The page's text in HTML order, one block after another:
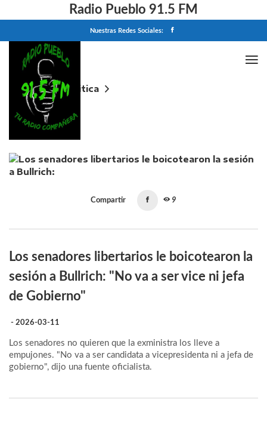
Radio Pueblo 91.5 FM
Nuestras Redes Sociales:
Home
Politica
Los senadores libertarios le boicotearon la sesión a
Bullrich: "No va a ser vice ni jefa de Gobierno"
Compartir 9
Los senadores libertarios le boicotearon la
sesión a Bullrich: "No va a ser vice ni jefa
de Gobierno"
- 2026-03-11
Los senadores no quieren que la exministra los lleve a
empujones. "No va a ser candidata a vicepresidenta ni a jefa de
gobierno", dijo una fuente oficialista.